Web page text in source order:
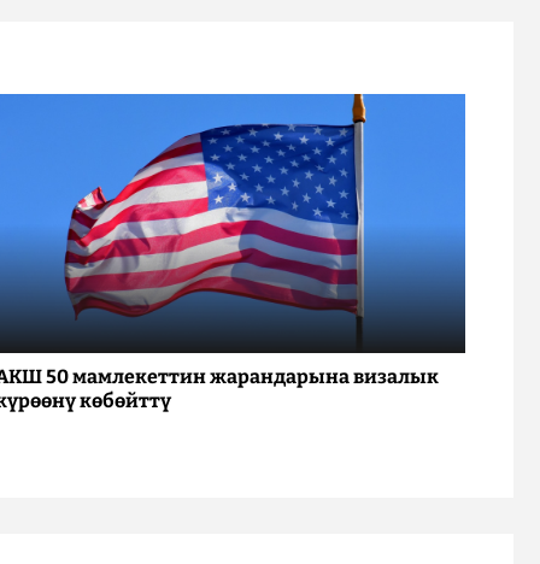
50 мамлекеттин жарандарына визалык
көбөйттү